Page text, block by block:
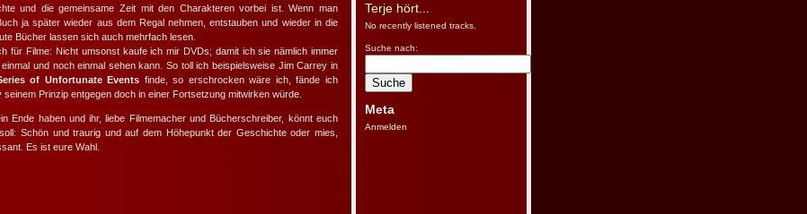
Terje hört...
No recently listened tracks.
Suche nach:
Meta
Anmelden
und die gemeinsame Zeit mit den Charakteren vorbei ist. Wenn man
ja später wieder aus dem Regal nehmen, entstauben und wieder in die
Bücher lassen sich auch mehrfach lesen.
für Filme: Nicht umsonst kaufe ich mir DVDs; damit ich sie nämlich immer
und noch einmal sehen kann. So toll ich beispielsweise Jim Carrey in
of Unfortunate Events finde, so erschrocken wäre ich, fände ich
Prinzip entgegen doch in einer Fortsetzung mitwirken würde.
Ende haben und ihr, liebe Filmemacher und Bücherschreiber, könnt euch
Schön und traurig und auf dem Höhepunkt der Geschichte oder mies,
Es ist eure Wahl.